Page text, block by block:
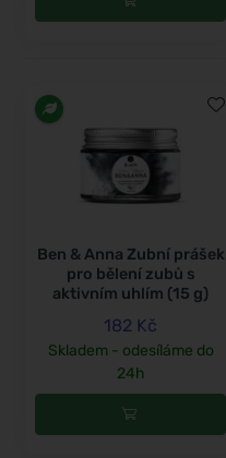
Ben & Anna Zubní prášek
pro bělení zubů s
aktivním uhlím (15 g)
182 Kč
Skladem - odesíláme do
24h